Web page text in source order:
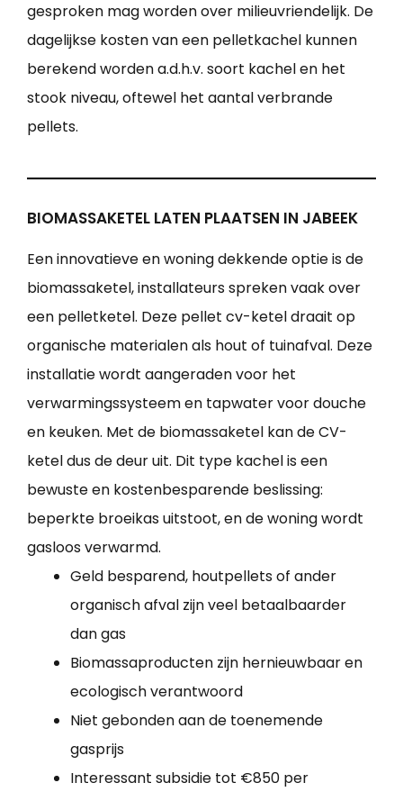
gesproken mag worden over milieuvriendelijk. De
dagelijkse kosten van een pelletkachel kunnen
berekend worden a.d.h.v. soort kachel en het
stook niveau, oftewel het aantal verbrande
pellets.
BIOMASSAKETEL LATEN PLAATSEN IN JABEEK
Een innovatieve en woning dekkende optie is de
biomassaketel, installateurs spreken vaak over
een pelletketel. Deze pellet cv-ketel draait op
organische materialen als hout of tuinafval. Deze
installatie wordt aangeraden voor het
verwarmingssysteem en tapwater voor douche
en keuken. Met de biomassaketel kan de CV-
ketel dus de deur uit. Dit type kachel is een
bewuste en kostenbesparende beslissing:
beperkte broeikas uitstoot, en de woning wordt
gasloos verwarmd.
Geld besparend, houtpellets of ander
organisch afval zijn veel betaalbaarder
dan gas
Biomassaproducten zijn hernieuwbaar en
ecologisch verantwoord
Niet gebonden aan de toenemende
gasprijs
Interessant subsidie tot €850 per